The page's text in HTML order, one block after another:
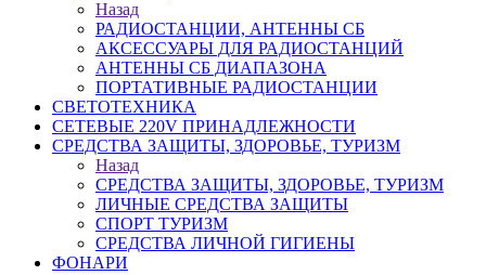
Назад
РАДИОСТАНЦИИ, АНТЕННЫ CБ
АКСЕССУАРЫ ДЛЯ РАДИОСТАНЦИЙ
АНТЕННЫ CБ ДИАПАЗОНА
ПОРТАТИВНЫЕ РАДИОСТАНЦИИ
СВЕТОТЕХНИКА
СЕТЕВЫЕ 220V ПРИНАДЛЕЖНОСТИ
СРЕДСТВА ЗАЩИТЫ, ЗДОРОВЬЕ, ТУРИЗМ
Назад
СРЕДСТВА ЗАЩИТЫ, ЗДОРОВЬЕ, ТУРИЗМ
ЛИЧНЫЕ СРЕДСТВА ЗАЩИТЫ
СПОРТ ТУРИЗМ
СРЕДСТВА ЛИЧНОЙ ГИГИЕНЫ
ФОНАРИ